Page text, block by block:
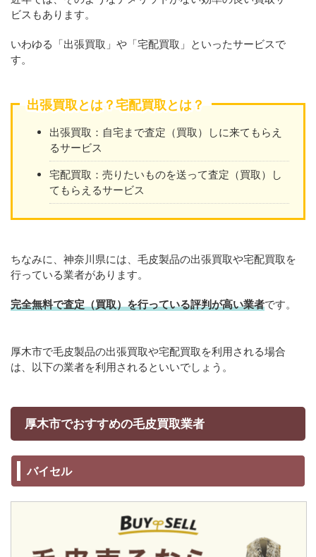
ビスもあります。
いわゆる「出張買取」や「宅配買取」といったサービスで
す。
出張買取とは？宅配買取とは？
出張買取：自宅まで査定（買取）しに来てもらえ
るサービス
宅配買取：売りたいものを送って査定（買取）し
てもらえるサービス
ちなみに、神奈川県には、毛皮製品の出張買取や宅配買取を
行っている業者があります。
完全無料で査定（買取）を行っている評判が高い業者です。
厚木市で毛皮製品の出張買取や宅配買取を利用される場合
は、以下の業者を利用されるといいでしょう。
厚木市でおすすめの毛皮買取業者
バイセル